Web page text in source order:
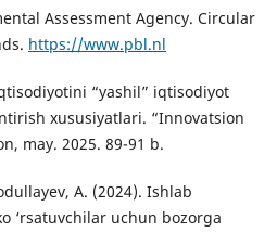
Assessment Agency. Circular
https://www.pbl.nl
“yashil” iqtisodiyot
xususiyatlari. “Innovatsion
may. 2025. 89-91 b.
A. (2024). Ishlab
‘rsatuvchilar uchun bozorga